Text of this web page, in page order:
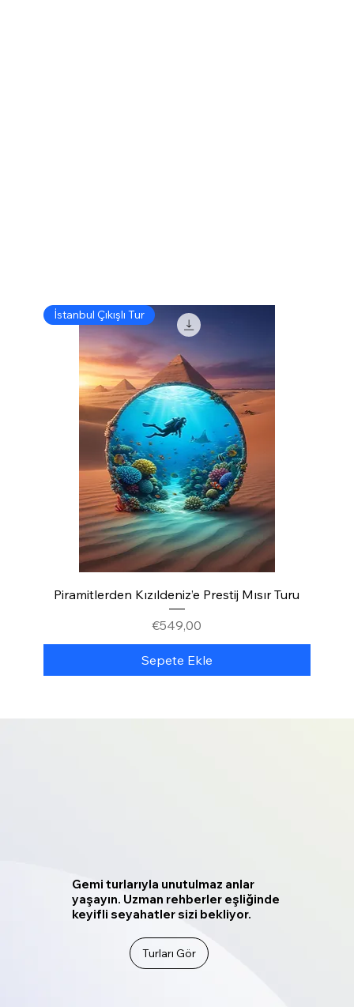
İstanbul Çıkışlı Tur
Piramitlerden Kızıldeniz’e Prestij Mısır Turu
Fiyat
€549,00
Sepete Ekle
Gemi turlarıyla unutulmaz anlar
yaşayın. Uzman rehberler eşliğinde
keyifli seyahatler sizi bekliyor.
Turları Gör